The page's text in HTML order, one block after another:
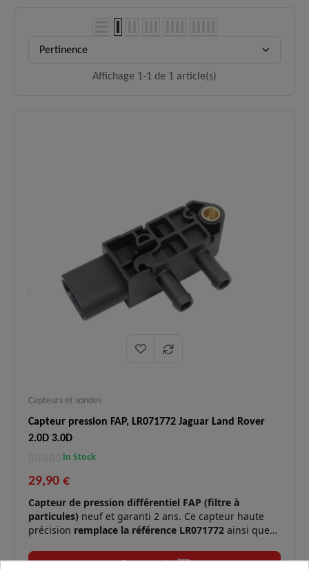
Pertinence
Affichage 1-1 de 1 article(s)
Capteurs et sondes
Capteur pression FAP, LR071772 Jaguar Land Rover
2.0D 3.0D
In Stock
29,90 €
Capteur de pression différentiel FAP (filtre à
particules) neuf et garanti 2 ans. Ce capteur haute
précision remplace la référence LR071772 ainsi que
indispensable pour contrôler l’encrassement du filtre
Commander